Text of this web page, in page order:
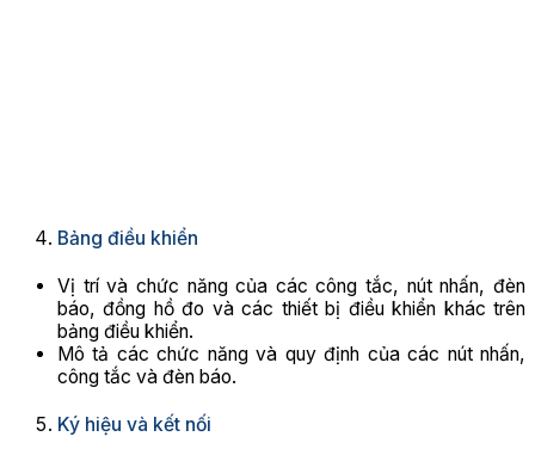
Bảng điều khiển
Vị trí và chức năng của các công tắc, nút nhấn, đèn
báo, đồng hồ đo và các thiết bị điều khiển khác trên
bảng điều khiển.
Mô tả các chức năng và quy định của các nút nhấn,
công tắc và đèn báo.
Ký hiệu và kết nối